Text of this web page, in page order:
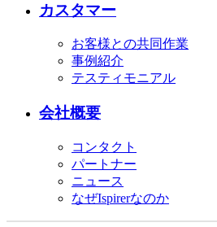
カスタマー
お客様との共同作業
事例紹介
テスティモニアル
会社概要
コンタクト
パートナー
ニュース
なぜIspirerなのか